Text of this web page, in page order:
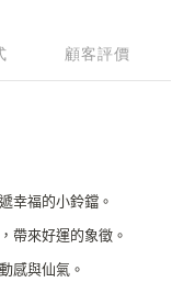
顧客評價
幸福的小鈴鐺。
帶來好運的象徵。
感與仙氣。